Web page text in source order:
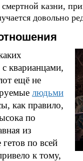
казни,
довольно
кварианцами,
ещё не
людьми
, как правило,
по
из
по всей
к тому,